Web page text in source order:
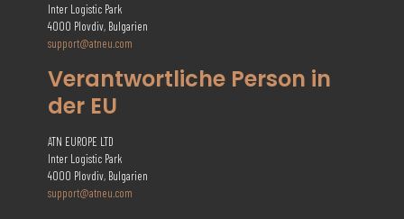
Inter Logistic Park
4000 Plovdiv, Bulgarien
support@atneu.com
Verantwortliche Person in
der EU
ATN EUROPE LTD
Inter Logistic Park
4000 Plovdiv, Bulgarien
support@atneu.com